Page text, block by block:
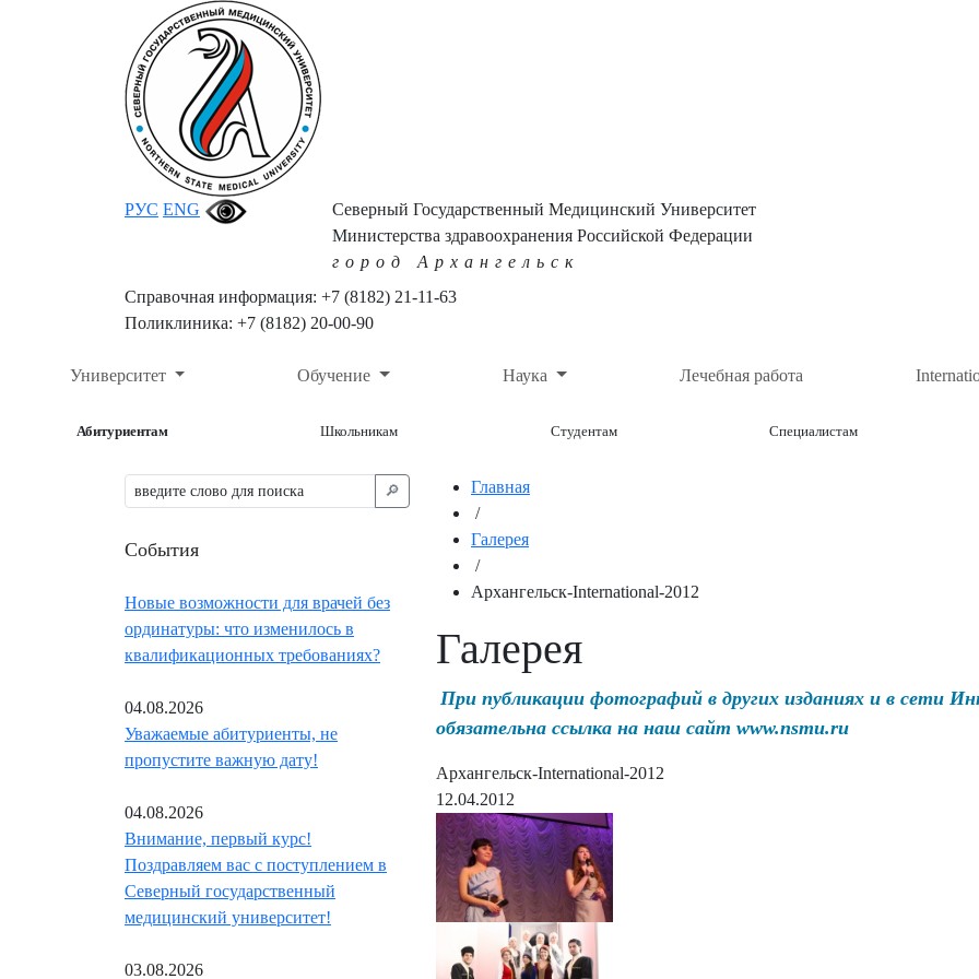
РУС ENG
Северный Государственный Медицинский Университет
Министерства здравоохранения Российской Федерации
город Архангельск
Справочная информация: +7 (8182) 21-11-63
Поликлиника: +7 (8182) 20-00-90
Университет Обучение Наука Лечебная работа
Абитуриентам Школьникам Студентам Специалистам
🔎︎
События
Новые возможности для врачей без
ординатуры: что изменилось в
квалификационных требованиях?
04.08.2026
Уважаемые абитуриенты, не
пропустите важную дату!
04.08.2026
Внимание, первый курс!
Поздравляем вас с поступлением в
Северный государственный
медицинский университет!
03.08.2026
Главная
/
Галерея
/
Архангельск-International-2012
Галерея
При публикации фотографий в других изданиях и в сети
обязательна ссылка на наш сайт www.nsmu.ru
Архангельск-International-2012
12.04.2012